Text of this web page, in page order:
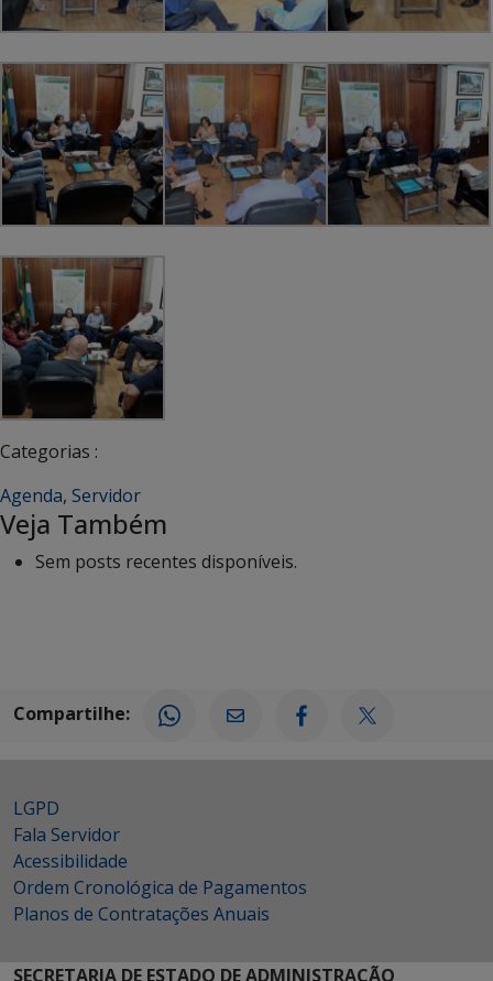
Categorias :
Agenda, Servidor
Veja Também
Sem posts recentes disponíveis.
Compartilhe:
LGPD
Fala Servidor
Acessibilidade
Ordem Cronológica de Pagamentos
Planos de Contratações Anuais
SECRETARIA DE ESTADO DE ADMINISTRAÇÃO